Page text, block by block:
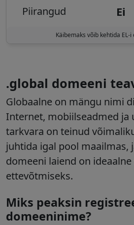
Piirangud Ei
Käibemaks võib kehtida EL-
.global domeeni
Globaalne on mängu nimi
Internet, mobiilseadmed ja
tarkvara on teinud
juhtida igal pool maailmas,
domeeni laiend on ideaalne
ettevõtmiseks.
Miks peaksin
domeeninime?